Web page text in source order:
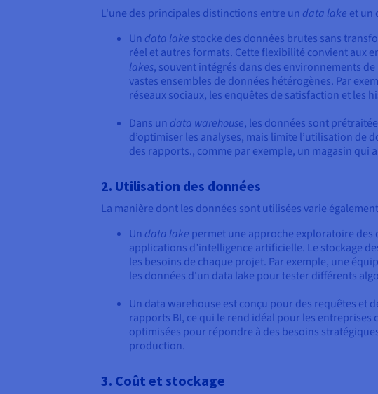
L'une des principales distinctions entre un data lake et un
Un data lake stocke des données brutes sans
réel et autres formats. Cette flexibilité convient aux
lakes, souvent intégrés dans des environnements de
vastes ensembles de données hétérogènes. Par
réseaux sociaux, les enquêtes de satisfaction et les
Dans un data warehouse, les données sont
d’optimiser les analyses, mais limite l’utilisation
des rapports., comme par exemple, un magasin
2. Utilisation des données
La manière dont les données sont utilisées varie
Un data lake permet une approche exploratoire
applications d’intelligence artificielle. Le stockage
les besoins de chaque projet. Par exemple, une
les données d'un data lake pour tester différents
Un data warehouse est conçu pour des requêtes et
rapports BI, ce qui le rend idéal pour les
optimisées pour répondre à des besoins
production.
3. Coût et stockage